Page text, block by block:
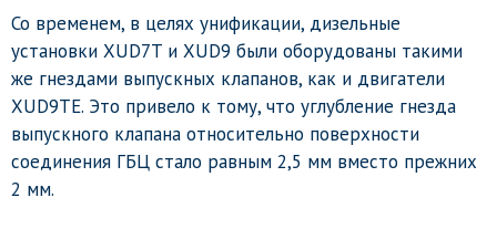
Со временем, в целях унификации, дизельные
установки XUD7T и XUD9 были оборудованы такими
же гнездами выпускных клапанов, как и двигатели
XUD9TE. Это привело к тому, что углубление гнезда
выпускного клапана относительно поверхности
соединения ГБЦ стало равным 2,5 мм вместо прежних
2 мм.